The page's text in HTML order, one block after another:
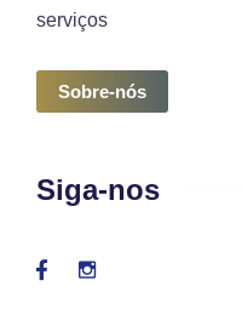
serviços
Sobre-nós
Siga-nos